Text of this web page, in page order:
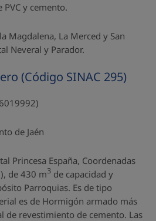
y cemento.
Magdalena, La Merced y San
Neveral y Parador.
(Código SINAC 295)
de Jaén
Princesa España, Coordenadas
de 430 m3 de capacidad y
Parroquias. Es de tipo
es de Hormigón armado más
de revestimiento de cemento. Las